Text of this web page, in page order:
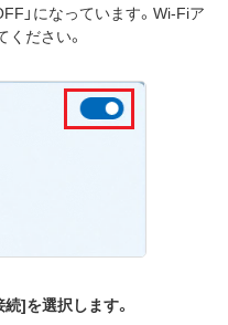
」になっています。Wi-Fiア
ください。
]を選択します。